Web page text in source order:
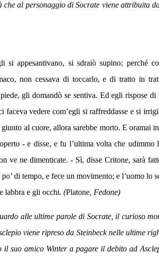
che al personaggio di Socrate viene attribuita
appesantivano, si sdraiò supino; perché
non cessava di toccarlo, e di tratto in
gli domandò se sentiva. Ed egli rispose di
vedere com’egli si raffreddasse e si
al cuore, allora sarebbe morto. E oramai
- e disse, e fu l’ultima volta che udimmo
ve ne dimenticate. - Sì, disse Critone, sarà
di tempo, e fece un movimento; e l’uomo lo
labbra e gli occhi. (Platone, Fedone)
alle ultime parole di Socrate, il curioso
viene ripreso da Steinbeck nelle ultime
il suo amico Winter a pagare il debito ad